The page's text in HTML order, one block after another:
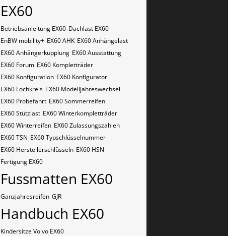
EX60
Betriebsanleitung EX60 Dachlast EX60
EnBW mobility+ EX60 AHK EX60 Anhängelast
EX60 Anhängerkupplung EX60 Ausstattung
EX60 Forum EX60 Kompletträder
EX60 Konfiguration EX60 Konfigurator
EX60 Lochkreis EX60 Modelljahreswechsel
EX60 Probefahrt EX60 Sommerreifen
EX60 Stützlast EX60 Winterkompletträder
EX60 Winterreifen EX60 Zulassungszahlen
EX60​​​​ TSN EX60​​​​ Typschlüsselnummer
EX60​​​​​ Herstellerschlüsseln EX60​​​​​ HSN
Fertigung EX60
Fussmatten EX60
Ganzjahresreifen GJR
Handbuch EX60
Kindersitze Volvo EX60